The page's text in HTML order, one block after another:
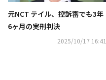
元NCT テイル、控訴審でも3年
6ヶ月の実刑判決
2025/10/17 16:41